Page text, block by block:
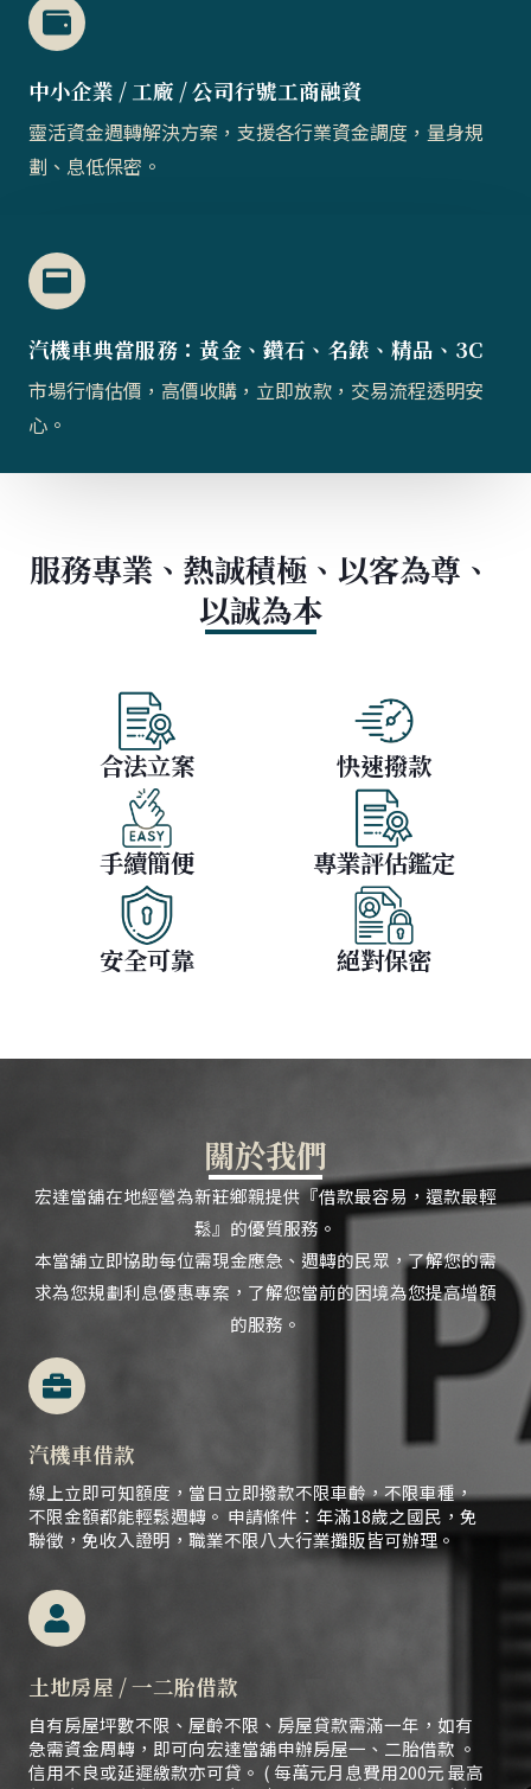
中小企業 / 工廠 / 公司行號工商融資
靈活資金週轉解決方案，支援各行業資金調度，量身規
劃、息低保密。
汽機車典當服務：黃金、鑽石、名錶、精品、3C
市場行情估價，高價收購，立即放款，交易流程透明安
心。
服務專業、熱誠積極、以客為尊、
以誠為本
合法立案 快速撥款
手續簡便 專業評估鑑定
安全可靠 絕對保密
關於我們
宏達當舖在地經營為新莊鄉親提供『借款最容易，還款最輕
鬆』的優質服務。
本當舖立即協助每位需現金應急、 週轉的民眾，了解您的需
求為您規劃利息優惠專案，了解您當前的困境為您提高增額
的服務。
汽機車借款
線上立即可知額度，當日立即撥款不限車齡，不限車種，
不限金額都能輕鬆週轉。 申請條件：年滿18歲之國民，免
聯徵，免收入證明，職業不限八大行業攤販皆可辦理。
土地房屋 / 一二胎借款
自有房屋坪數不限、屋齡不限、房屋貸款需滿一年，如有
急需資金周轉，即可向宏達當舖申辦房屋一、二胎借款 。
信用不良或延遲繳款亦可貸。 ( 每萬元月息費用200元 最高